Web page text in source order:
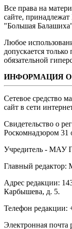
Все права на
сайте,
"Большая
Любое
допускается
обязательной
ИНФОРМАЦИЯ
Сетевое средство
сайт в сети
Свидетельство о
Роскомнадзором 31
Учредитель - МАУ
Главный редактор:
Адрес редакции:
Карбышева, д. 5.
Телефон редакции:
Электронная почта